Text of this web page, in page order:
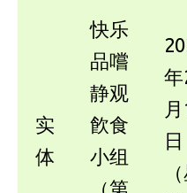
实
体
快乐
品嚐
静观
飮食
小组
（第
年
日